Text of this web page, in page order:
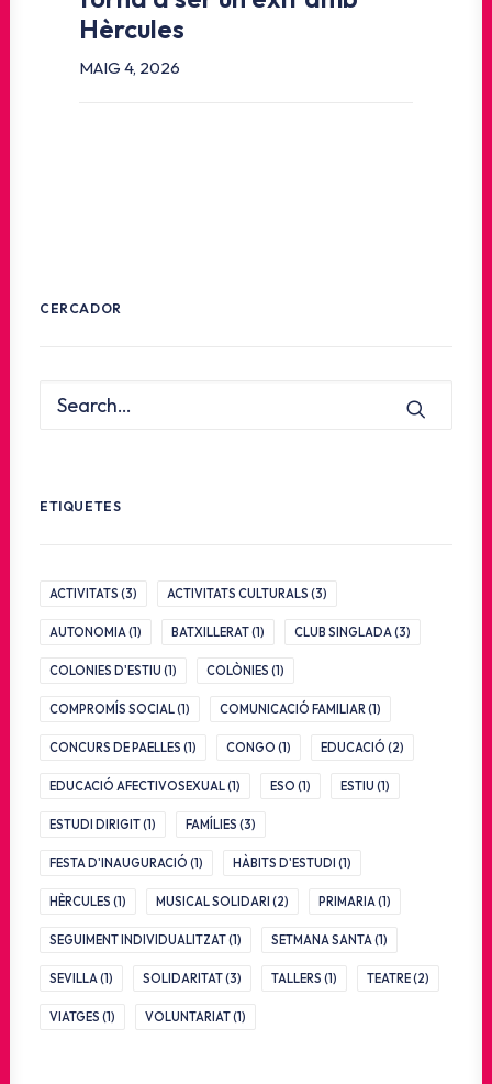
Hèrcules
MAIG 4, 2026
CERCADOR
ETIQUETES
ACTIVITATS (3) ACTIVITATS CULTURALS (3)
AUTONOMIA(1) BATXILLERAT(1) CLUB SINGLADA(3)
COLONIES D'ESTIU (1) COLÒNIES (1)
COMPROMÍS SOCIAL(1) COMUNICACIÓ FAMILIAR(1)
CONCURS DE PAELLES (1) CONGO (1) EDUCACIÓ (2)
EDUCACIÓ AFECTIVOSEXUAL(1) ESO (1) ESTIU (1)
ESTUDI DIRIGIT(1) FAMÍLIES (3)
FESTA D'INAUGURACIÓ (1) HÀBITS D'ESTUDI (1)
HÈRCULES (1) MUSICAL SOLIDARI (2) PRIMARIA(1)
SEGUIMENT INDIVIDUALITZAT(1) SETMANA SANTA(1)
SEVILLA(1) SOLIDARITAT(3) TALLERS (1) TEATRE(2)
VIATGES (1) VOLUNTARIAT(1)